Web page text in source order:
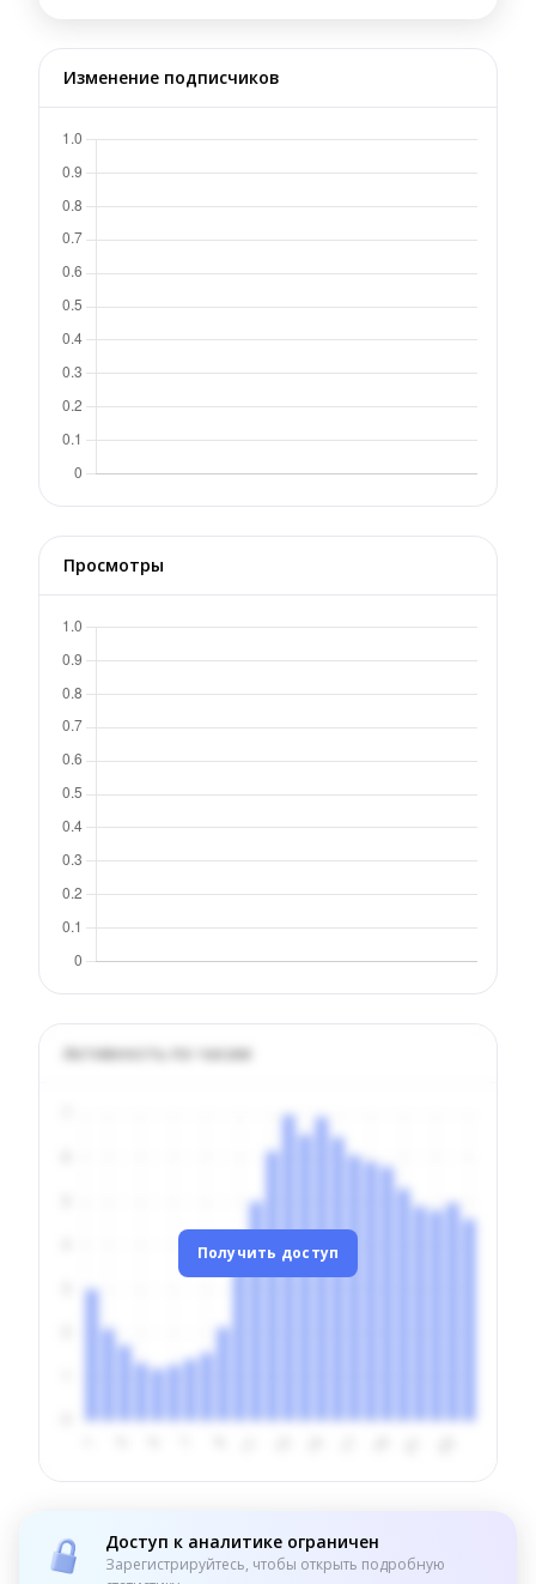
Изменение подписчиков
Просмотры
Активность по часам
Получить доступ
Доступ к аналитике ограничен
Зарегистрируйтесь, чтобы открыть подробную